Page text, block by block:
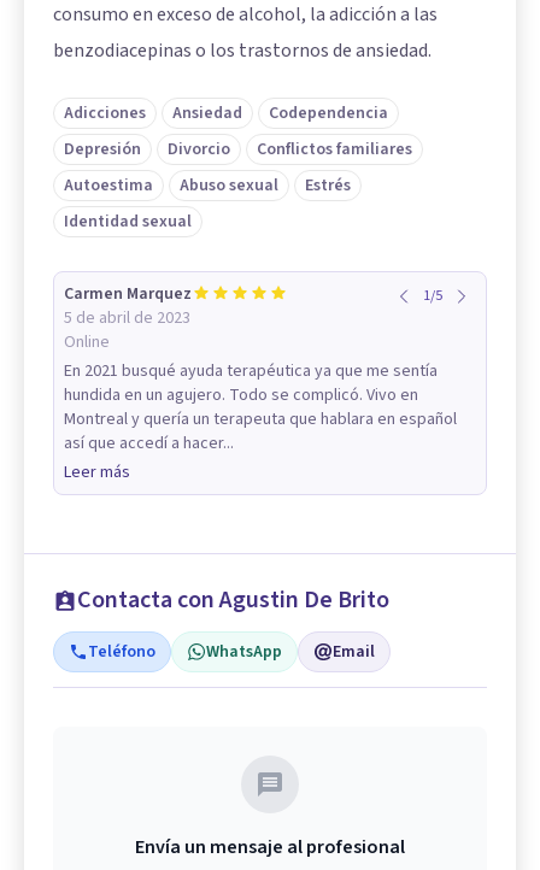
consumo en exceso de alcohol, la adicción a las
benzodiacepinas o los trastornos de ansiedad.
Adicciones Ansiedad
Codependencia
Depresión
Divorcio
Conflictos familiares
Autoestima
Abuso sexual
Estrés
Identidad sexual
Carmen Marquez
5 de abril de 2023
Online
1/5
En 2021 busqué ayuda terapéutica ya que me sentía
hundida en un agujero. Todo se complicó. Vivo en
Montreal y quería un terapeuta que hablara en español
así que accedí a hacer...
Leer más
Contacta con Agustin De Brito
Teléfono WhatsApp Email
Envía un mensaje al profesional